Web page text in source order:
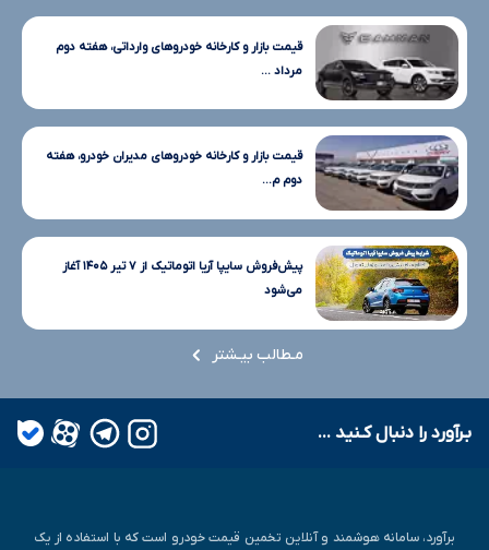
قیمت بازار و کارخانه خودروهای وارداتی، هفته دوم
مرداد ...
قیمت بازار و کارخانه خودروهای مدیران خودرو، هفته
دوم م...
پیش‌فروش سایپا آریا اتوماتیک از ۷ تیر ۱۴۰۵ آغاز
می‌شود
مـطالب بیـشتر
بـرآورد را دنبال کـنید ...
برآورد، سامانه هوشمند و آنلاین تخمین قیمت خودرو است که با استفاده از یک